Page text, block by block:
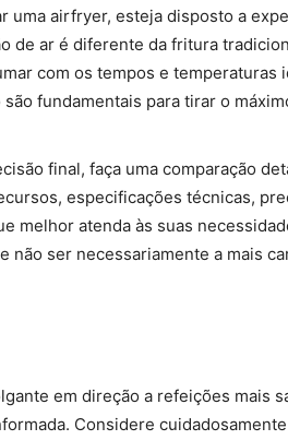
uma airfryer, esteja disposto a
de ar é diferente da fritura
com os tempos e temperaturas
fundamentais para tirar o
final, faça uma comparação
especificações técnicas,
melhor atenda às suas
ser necessariamente a mais
em direção a refeições mais
Considere